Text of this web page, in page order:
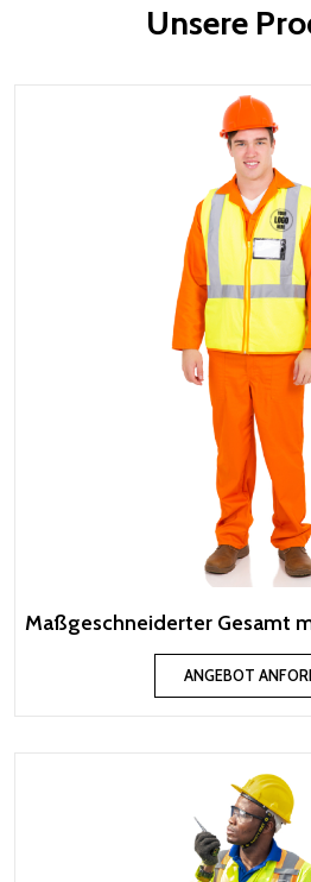
Unsere
Maßgeschneiderter Gesamt
ANGEBOT